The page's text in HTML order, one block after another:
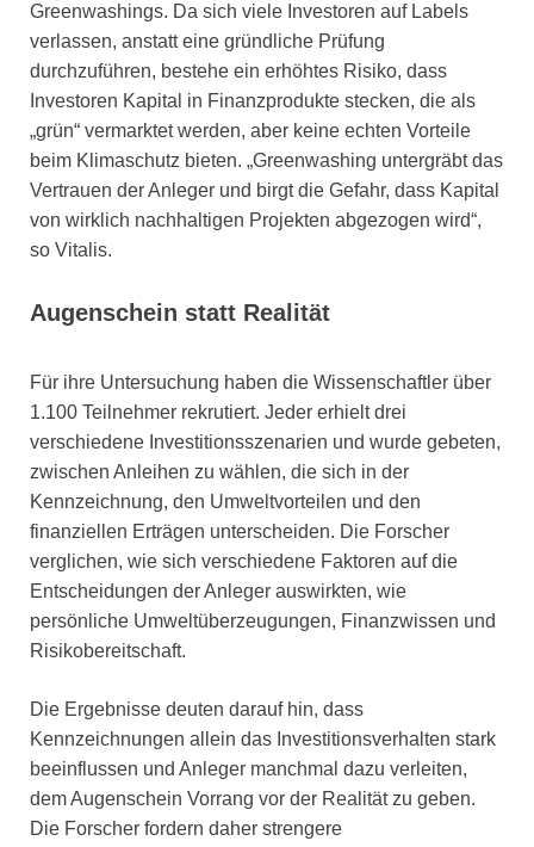
Greenwashings. Da sich viele Investoren auf Labels
verlassen, anstatt eine gründliche Prüfung
durchzuführen, bestehe ein erhöhtes Risiko, dass
Investoren Kapital in Finanzprodukte stecken, die als
„grün“ vermarktet werden, aber keine echten Vorteile
beim Klimaschutz bieten. „Greenwashing untergräbt das
Vertrauen der Anleger und birgt die Gefahr, dass Kapital
von wirklich nachhaltigen Projekten abgezogen wird“,
so Vitalis.
Augenschein statt Realität
Für ihre Untersuchung haben die Wissenschaftler über
1.100 Teilnehmer rekrutiert. Jeder erhielt drei
verschiedene Investitionsszenarien und wurde gebeten,
zwischen Anleihen zu wählen, die sich in der
Kennzeichnung, den Umweltvorteilen und den
finanziellen Erträgen unterscheiden. Die Forscher
verglichen, wie sich verschiedene Faktoren auf die
Entscheidungen der Anleger auswirkten, wie
persönliche Umweltüberzeugungen, Finanzwissen und
Risikobereitschaft.
Die Ergebnisse deuten darauf hin, dass
Kennzeichnungen allein das Investitionsverhalten stark
beeinflussen und Anleger manchmal dazu verleiten,
dem Augenschein Vorrang vor der Realität zu geben.
Die Forscher fordern daher strengere